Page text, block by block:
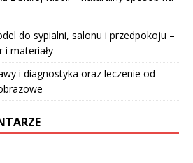
do sypialni, salonu i przedpokoju –
i materiały
i diagnostyka oraz leczenie od